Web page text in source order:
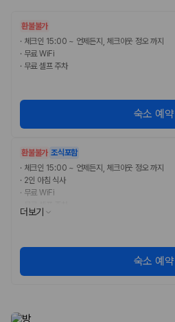
환불불가
· 체크인 15:00 ~ 언제든지, 체크아웃 정오 까지
· 무료 WiFi
· 무료 셀프 주차
숙소 예약
환불불가 조식포함
· 체크인 15:00 ~ 언제든지, 체크아웃 정오 까지
· 2인 아침 식사
· 무료 WiFi
무료 셀프 주차
더보기
숙소 예약